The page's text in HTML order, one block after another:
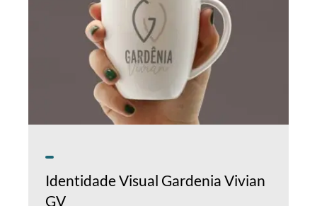
Identidade Visual Gardenia Vivian
GV